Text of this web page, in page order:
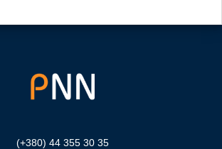
(+380) 44 355 30 35